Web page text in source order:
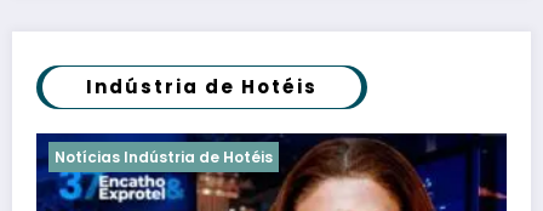
Indústria de Hotéis
Notícias Indústria de Hotéis